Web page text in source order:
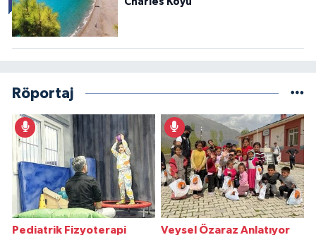
Röportaj
Pediatrik Fizyoterapi
Veysel Özaraz Anlatıyor